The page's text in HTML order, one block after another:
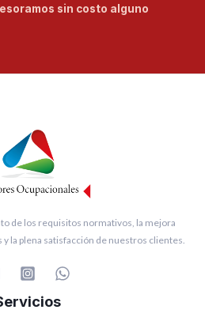
sin costo alguno
de los requisitos normativos, la mejora
la plena satisfacción de nuestros clientes.